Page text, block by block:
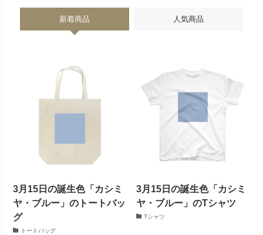
新着商品 人気商品
3月15日の誕生色「カシミ
ヤ・ブルー」のトートバッ
グ
トートバッグ
3月15日の誕生色「カシミ
ヤ・ブルー」のTシャツ
Tシャツ